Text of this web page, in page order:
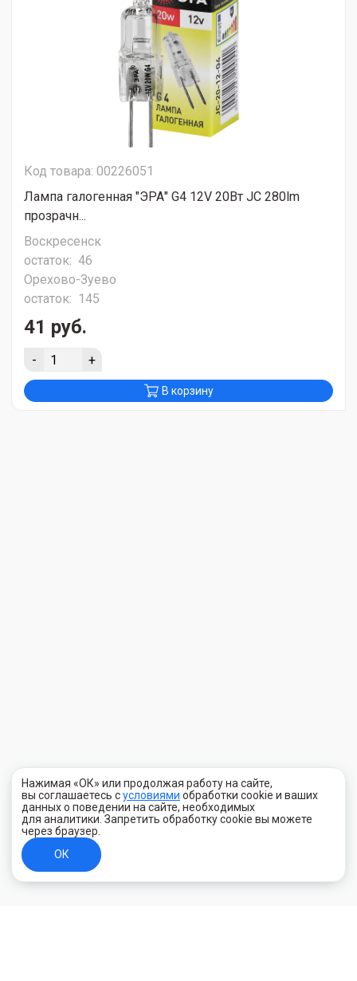
Код товара: 00226051
Лампа галогенная "ЭРА" G4 12V 20Вт JC 280lm
прозрачн...
Воскресенск
остаток: 46
Орехово-Зуево
остаток: 145
41 руб.
- +
В корзину
Нажимая «ОК» или продолжая работу на сайте,
вы соглашаетесь сусловиями обработки cookie и ваших
данных о поведении на сайте, необходимых
для аналитики. Запретить обработку cookie вы можете
через браузер.
ОК